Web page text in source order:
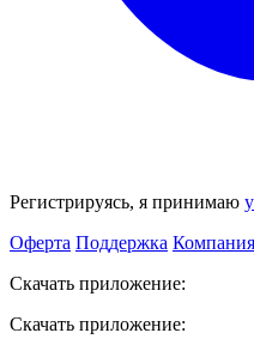
Регистрируясь, я принимаю
Оферта Поддержка
Скачать приложение:
Скачать приложение: